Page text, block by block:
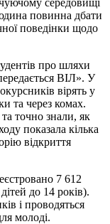
повинна дбати
поведінки щодо
про шляхи
ВІЛ». У
вірять у
та через комах.
точно знали, як
показала кілька
відкриття
7 612
до 14 років).
і проводяться
молоді.